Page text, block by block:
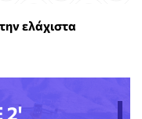
ελάχιστα
2'